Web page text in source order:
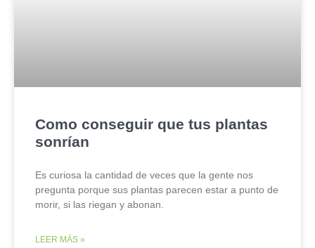
Como conseguir que tus plantas
sonrían
Es curiosa la cantidad de veces que la gente nos
pregunta porque sus plantas parecen estar a punto de
morir, si las riegan y abonan.
LEER MÁS »